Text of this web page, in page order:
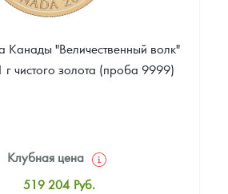
Канады "Величественный волк"
г чистого золота (проба 9999)
Клубная цена
519 204 Руб.